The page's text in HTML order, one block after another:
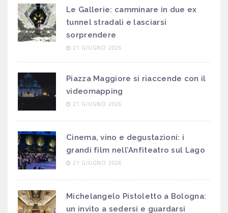
Le Gallerie: camminare in due ex
tunnel stradali e lasciarsi
sorprendere
21 GIUGNO 2026
Piazza Maggiore si riaccende con il
videomapping
21 GIUGNO 2026
Cinema, vino e degustazioni: i
grandi film nell’Anfiteatro sul Lago
21 GIUGNO 2026
Michelangelo Pistoletto a Bologna:
un invito a sedersi e guardarsi